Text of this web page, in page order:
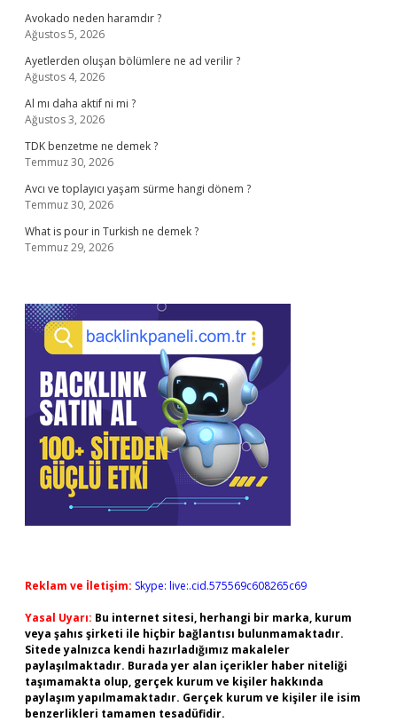
Avokado neden haramdır ?
Ağustos 5, 2026
Ayetlerden oluşan bölümlere ne ad verilir ?
Ağustos 4, 2026
Al mı daha aktif ni mi ?
Ağustos 3, 2026
TDK benzetme ne demek ?
Temmuz 30, 2026
Avcı ve toplayıcı yaşam sürme hangi dönem ?
Temmuz 30, 2026
What is pour in Turkish ne demek ?
Temmuz 29, 2026
Reklam ve İletişim: Skype: live:.cid.575569c608265c69
Yasal Uyarı: Bu internet sitesi, herhangi bir marka, kurum
veya şahıs şirketi ile hiçbir bağlantısı bulunmamaktadır.
Sitede yalnızca kendi hazırladığımız makaleler
paylaşılmaktadır. Burada yer alan içerikler haber niteliği
taşımamakta olup, gerçek kurum ve kişiler hakkında
paylaşım yapılmamaktadır. Gerçek kurum ve kişiler ile isim
benzerlikleri tamamen tesadüfidir.